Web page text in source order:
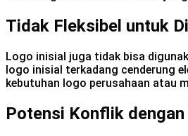
Tidak Fleksibel untuk
Logo inisial juga tidak bisa
logo inisial terkadang cenderung
kebutuhan logo perusahaan atau
Potensi Konflik